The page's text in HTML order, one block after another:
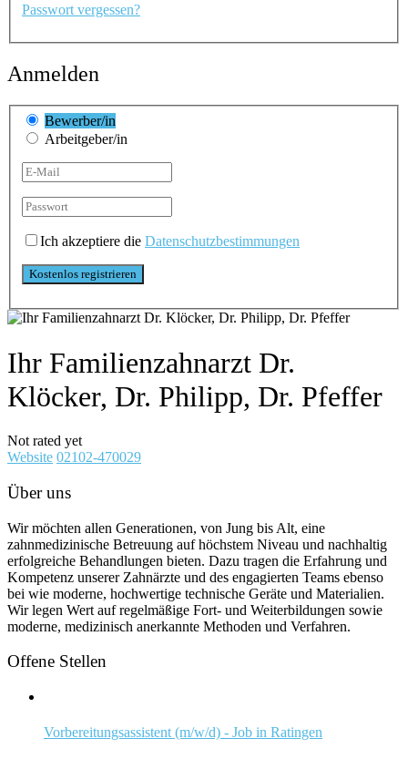
Passwort vergessen?
Anmelden
Bewerber/in
Arbeitgeber/in
Ich akzeptiere die Datenschutzbestimmungen
Ihr Familienzahnarzt Dr.
Klöcker, Dr. Philipp, Dr. Pfeffer
Not rated yet
Website 02102-470029
Über uns
Wir möchten allen Generationen, von Jung bis Alt, eine
zahnmedizinische Betreuung auf höchstem Niveau und nachhaltig
erfolgreiche Behandlungen bieten. Dazu tragen die Erfahrung und
Kompetenz unserer Zahnärzte und des engagierten Teams ebenso
bei wie moderne, hochwertige technische Geräte und Materialien.
Wir legen Wert auf regelmäßige Fort- und Weiterbildungen sowie
moderne, medizinisch anerkannte Methoden und Verfahren.
Offene Stellen
Vorbereitungsassistent (m/w/d) - Job in Ratingen